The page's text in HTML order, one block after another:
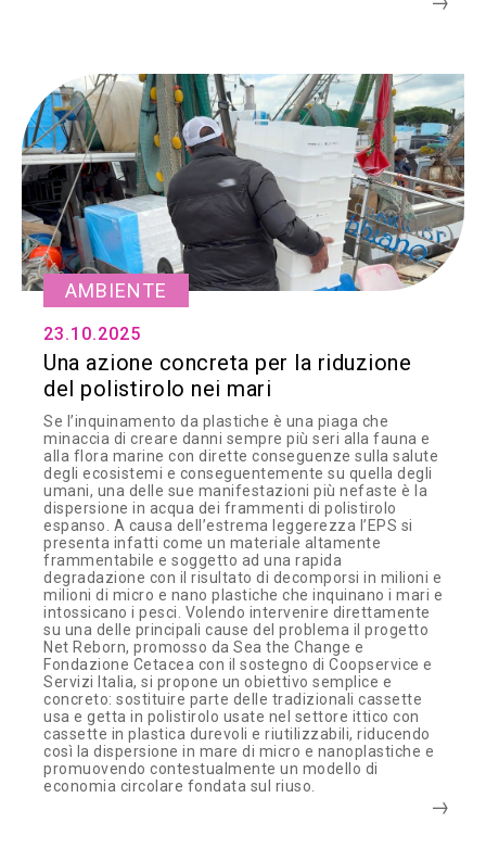
AMBIENTE
23.10.2025
Una azione concreta per la riduzione
del polistirolo nei mari
Se l’inquinamento da plastiche è una piaga che
minaccia di creare danni sempre più seri alla fauna e
alla flora marine con dirette conseguenze sulla salute
degli ecosistemi e conseguentemente su quella degli
umani, una delle sue manifestazioni più nefaste è la
dispersione in acqua dei frammenti di polistirolo
espanso. A causa dell’estrema leggerezza l’EPS si
presenta infatti come un materiale altamente
frammentabile e soggetto ad una rapida
degradazione con il risultato di decomporsi in milioni e
milioni di micro e nano plastiche che inquinano i mari e
intossicano i pesci. Volendo intervenire direttamente
su una delle principali cause del problema il progetto
Net Reborn, promosso da Sea the Change e
Fondazione Cetacea con il sostegno di Coopservice e
Servizi Italia, si propone un obiettivo semplice e
concreto: sostituire parte delle tradizionali cassette
usa e getta in polistirolo usate nel settore ittico con
cassette in plastica durevoli e riutilizzabili, riducendo
così la dispersione in mare di micro e nanoplastiche e
promuovendo contestualmente un modello di
economia circolare fondata sul riuso.